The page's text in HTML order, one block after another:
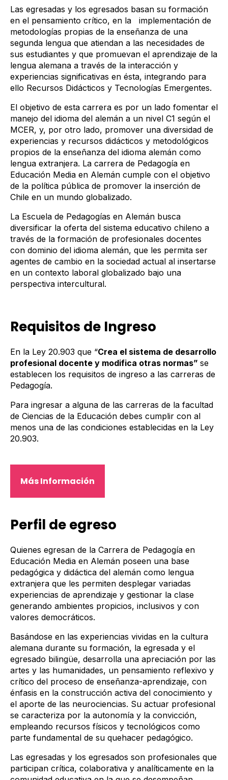
Las egresadas y los egresados basan su formación
en el pensamiento crítico, en la implementación de
metodologías propias de la enseñanza de una
segunda lengua que atiendan a las necesidades de
sus estudiantes y que promuevan el aprendizaje de la
lengua alemana a través de la interacción y
experiencias significativas en ésta, integrando para
ello Recursos Didácticos y Tecnologías Emergentes.
El objetivo de esta carrera es por un lado fomentar el
manejo del idioma del alemán a un nivel C1 según el
MCER, y, por otro lado, promover una diversidad de
experiencias y recursos didácticos y metodológicos
propios de la enseñanza del idioma alemán como
lengua extranjera. La carrera de Pedagogía en
Educación Media en Alemán cumple con el objetivo
de la política pública de promover la inserción de
Chile en un mundo globalizado.
La Escuela de Pedagogías en Alemán busca
diversificar la oferta del sistema educativo chileno a
través de la formación de profesionales docentes
con dominio del idioma alemán, que les permita ser
agentes de cambio en la sociedad actual al insertarse
en un contexto laboral globalizado bajo una
perspectiva intercultural.
Requisitos de Ingreso
En la Ley 20.903 que “Crea el sistema de desarrollo
profesional docente y modifica otras normas” se
establecen los requisitos de ingreso a las carreras de
Pedagogía.
Para ingresar a alguna de las carreras de la facultad
de Ciencias de la Educación debes cumplir con al
menos una de las condiciones establecidas en la Ley
20.903.
Más Información
Perfil de egreso
Quienes egresan de la Carrera de Pedagogía en
Educación Media en Alemán poseen una base
pedagógica y didáctica del alemán como lengua
extranjera que les permiten desplegar variadas
experiencias de aprendizaje y gestionar la clase
generando ambientes propicios, inclusivos y con
valores democráticos.
Basándose en las experiencias vividas en la cultura
alemana durante su formación, la egresada y el
egresado bilingüe, desarrolla una apreciación por las
artes y las humanidades, un pensamiento reflexivo y
crítico del proceso de enseñanza-aprendizaje, con
énfasis en la construcción activa del conocimiento y
el aporte de las neurociencias. Su actuar profesional
se caracteriza por la autonomía y la convicción,
empleando recursos físicos y tecnológicos como
parte fundamental de su quehacer pedagógico.
Las egresadas y los egresados son profesionales que
participan crítica, colaborativa y analíticamente en la